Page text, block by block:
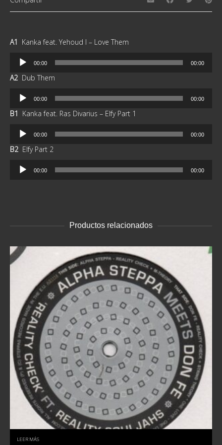
A1 Kanka feat. Yehoud I – Love Them
Reproductor
audio
00:00 00:00
A2 Dub Them
Reproductor
audio
00:00 00:00
B1 Kanka feat. Ras Divarius – Elfy Part 1
Reproductor
audio
00:00 00:00
B2 Elfy Part 2
Reproductor
00:00 00:00
Productos relacionados
LEER MÁS